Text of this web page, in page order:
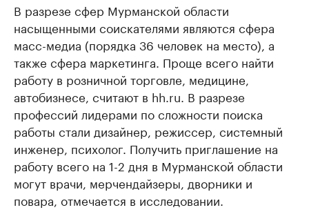
В разрезе сфер Мурманской области
насыщенными соискателями являются сфера
масс-медиа (порядка 36 человек на место), а
также сфера маркетинга. Проще всего найти
работу в розничной торговле, медицине,
автобизнесе, считают в hh.ru. В разрезе
профессий лидерами по сложности поиска
работы стали дизайнер, режиссер, системный
инженер, психолог. Получить приглашение на
работу всего на 1-2 дня в Мурманской области
могут врачи, мерчендайзеры, дворники и
повара, отмечается в исследовании.